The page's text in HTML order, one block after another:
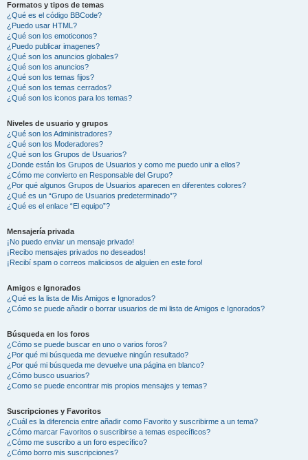
Formatos y tipos de temas
¿Qué es el código BBCode?
¿Puedo usar HTML?
¿Qué son los emoticonos?
¿Puedo publicar imagenes?
¿Qué son los anuncios globales?
¿Qué son los anuncios?
¿Qué son los temas fijos?
¿Qué son los temas cerrados?
¿Qué son los iconos para los temas?
Niveles de usuario y grupos
¿Qué son los Administradores?
¿Qué son los Moderadores?
¿Qué son los Grupos de Usuarios?
¿Donde están los Grupos de Usuarios y como me puedo unir a ellos?
¿Cómo me convierto en Responsable del Grupo?
¿Por qué algunos Grupos de Usuarios aparecen en diferentes colores?
¿Qué es un “Grupo de Usuarios predeterminado”?
¿Qué es el enlace “El equipo”?
Mensajería privada
¡No puedo enviar un mensaje privado!
¡Recibo mensajes privados no deseados!
¡Recibí spam o correos maliciosos de alguien en este foro!
Amigos e Ignorados
¿Qué es la lista de Mis Amigos e Ignorados?
¿Cómo se puede añadir o borrar usuarios de mi lista de Amigos e Ignorados?
Búsqueda en los foros
¿Cómo se puede buscar en uno o varios foros?
¿Por qué mi búsqueda me devuelve ningún resultado?
¿Por qué mi búsqueda me devuelve una página en blanco?
¿Cómo busco usuarios?
¿Como se puede encontrar mis propios mensajes y temas?
Suscripciones y Favoritos
¿Cuál es la diferencia entre añadir como Favorito y suscribirme a un tema?
¿Cómo marcar Favoritos o suscribirse a temas específicos?
¿Cómo me suscribo a un foro específico?
¿Cómo borro mis suscripciones?